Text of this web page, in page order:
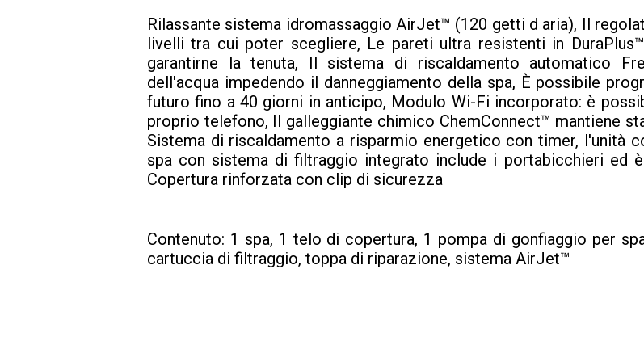
Rilassante sistema idromassaggio AirJet™ (120 getti d aria), Il
livelli tra cui poter scegliere, Le pareti ultra resistenti in
garantirne la tenuta, Il sistema di riscaldamento automatico
dell'acqua impedendo il danneggiamento della spa, È possibile
futuro fino a 40 giorni in anticipo, Modulo Wi-Fi incorporato: è
proprio telefono, Il galleggiante chimico ChemConnect™ mantiene
Sistema di riscaldamento a risparmio energetico con timer, l'unità
spa con sistema di filtraggio integrato include i portabicchieri ed
Copertura rinforzata con clip di sicurezza
Contenuto: 1 spa, 1 telo di copertura, 1 pompa di gonfiaggio per
cartuccia di filtraggio, toppa di riparazione, sistema AirJet™